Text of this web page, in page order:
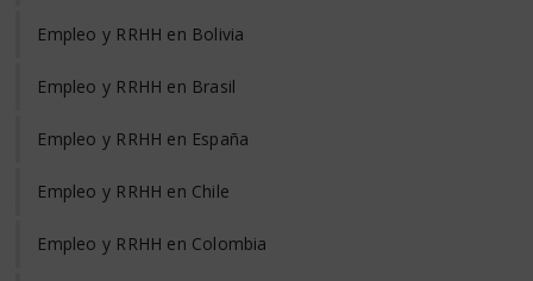
Empleo y RRHH en Bolivia
Empleo y RRHH en Brasil
Empleo y RRHH en España
Empleo y RRHH en Chile
Empleo y RRHH en Colombia